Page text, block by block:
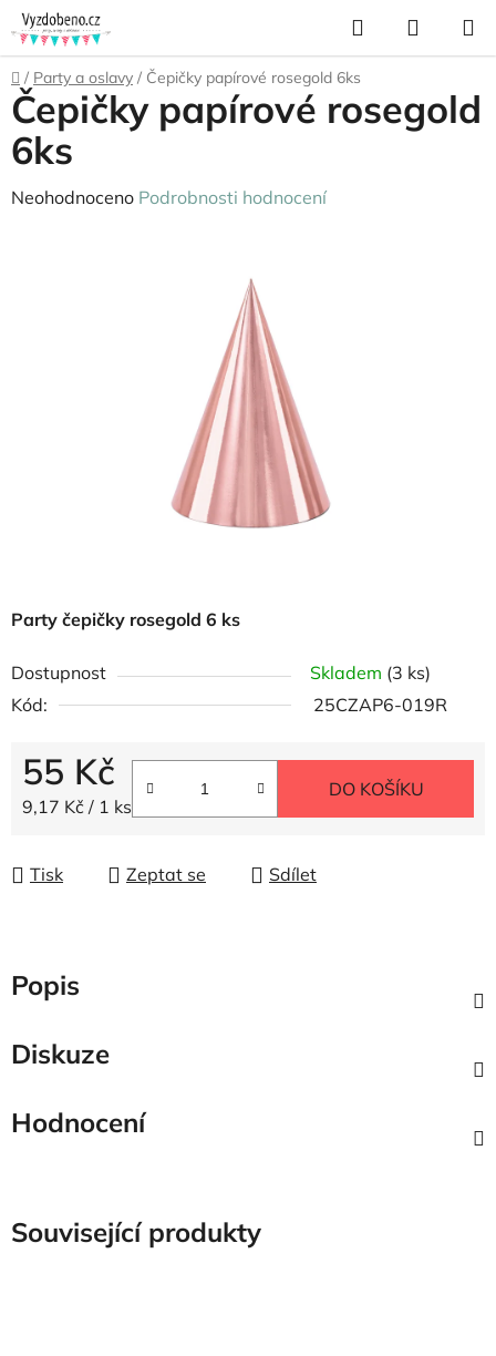
Přejít
na
obsah
Hledat
KOŠÍK
Domů
/ Party a oslavy / Čepičky papírové rosegold 6ks
Party čepičky rosegold 6 ks
Dostupnost Skladem (3 ks)
Kód:
25CZAP6-019R
55 Kč
Měrná cena:
9,17 Kč / 1 ks
DO KOŠÍKU
Tisk Zeptat se Sdílet
Čepičky papírové rosegold
6ks
Průměrné
Neohodnoceno Podrobnosti hodnocení
Popis
Diskuze
Hodnocení
Související produkty